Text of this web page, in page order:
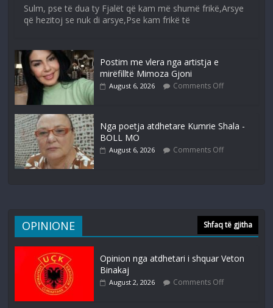
Sulm, pse të dua ty Fjalët që kam më shumë frikë,Arsye
që hezitoj se nuk di arsye,Pse kam frikë të
Postim me vlera nga artistja e
mirëfilltë Mimoza Gjoni
August 6, 2026 Comments Off
Nga poetja atdhetare Kumrie Shala -
BOLL MO
August 6, 2026 Comments Off
OPINIONE Shfaq të gjitha
Opinion nga atdhetari i shquar Veton
Binakaj
August 2, 2026 Comments Off